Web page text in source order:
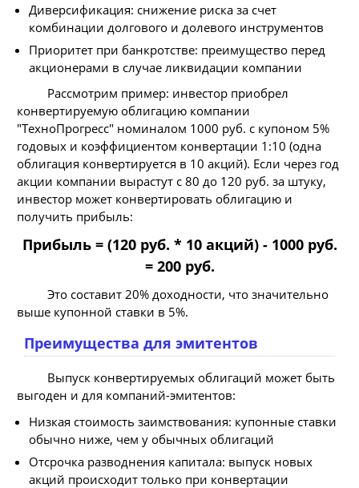
Диверсификация: снижение риска за счет
комбинации долгового и долевого инструментов
Приоритет при банкротстве: преимущество перед
акционерами в случае ликвидации компании
Рассмотрим пример: инвестор приобрел
конвертируемую облигацию компании
"ТехноПрогресс" номиналом 1000 руб. с купоном 5%
годовых и коэффициентом конвертации 1:10 (одна
облигация конвертируется в 10 акций). Если через год
акции компании вырастут с 80 до 120 руб. за штуку,
инвестор может конвертировать облигацию и
получить прибыль:
Прибыль = (120 руб. * 10 акций) - 1000 руб.
= 200 руб.
Это составит 20% доходности, что значительно
выше купонной ставки в 5%.
Преимущества для эмитентов
Выпуск конвертируемых облигаций может быть
выгоден и для компаний-эмитентов:
Низкая стоимость заимствования: купонные ставки
обычно ниже, чем у обычных облигаций
Отсрочка разводнения капитала: выпуск новых
акций происходит только при конвертации